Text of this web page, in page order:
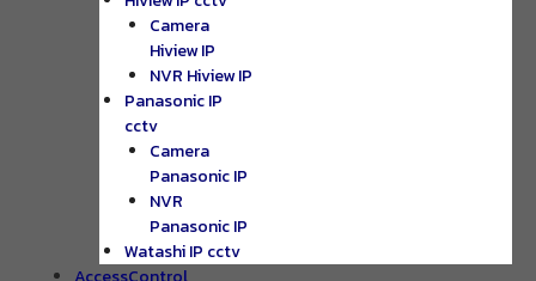
Camera
Hiview IP
NVR Hiview IP
Panasonic IP
cctv
Camera
Panasonic IP
NVR
Panasonic IP
Watashi IP cctv